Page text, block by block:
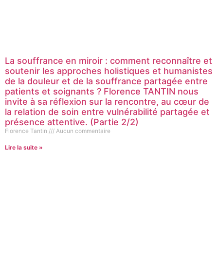
La souffrance en miroir : comment reconnaître et
soutenir les approches holistiques et humanistes
de la douleur et de la souffrance partagée entre
patients et soignants ? Florence TANTIN nous
invite à sa réflexion sur la rencontre, au cœur de
la relation de soin entre vulnérabilité partagée et
présence attentive. (Partie 2/2)
Florence Tantin Aucun commentaire
Lire la suite »